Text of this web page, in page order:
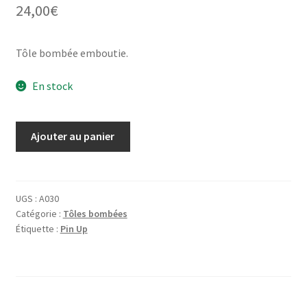
24,00€
Tôle bombée emboutie.
En stock
Avion
Ajouter au panier
UGS : A030
Catégorie : Tôles bombées
Étiquette : Pin Up